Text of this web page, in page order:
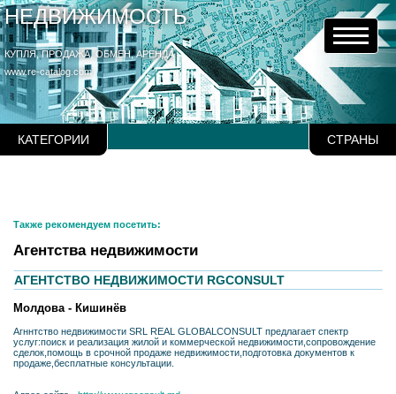
НЕДВИЖИМОСТЬ
КУПЛЯ, ПРОДАЖА, ОБМЕН, АРЕНДА
www.re-catalog.com
КАТЕГОРИИ СТРАНЫ
Также рекомендуем посетить:
Агентства недвижимости
АГЕНТСТВО НЕДВИЖИМОСТИ RGCONSULT
Молдова - Кишинёв
Агннтство недвижимости SRL REAL GLOBALCONSULT предлагает спектр
услуг:поиск и реализация жилой и коммерческой недвижимости,сопровождение
сделок,помощь в срочной продаже недвижимости,подготовка документов к
продаже,бесплатные консультации.